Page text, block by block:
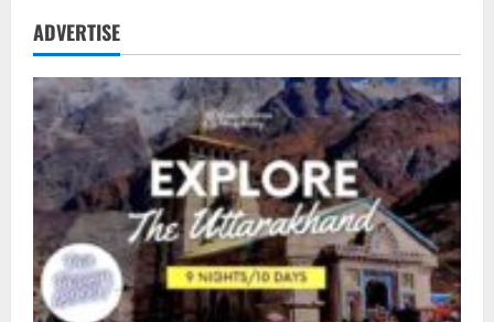
ADVERTISE